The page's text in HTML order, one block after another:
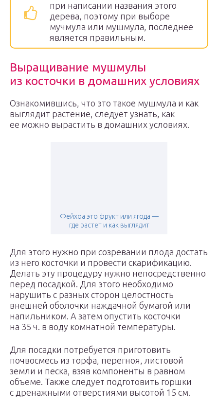
при написании названия этого
дерева, поэтому при выборе
мучмула или мушмула, последнее
является правильным.
Выращивание мушмулы
из косточки в домашних условиях
Ознакомившись, что это такое мушмула и как
выглядит растение, следует узнать, как
ее можно вырастить в домашних условиях.
Фейхоа это фрукт или ягода —
где растет и как выглядит
Для этого нужно при созревании плода достать
из него косточки и провести скарификацию.
Делать эту процедуру нужно непосредственно
перед посадкой. Для этого необходимо
нарушить с разных сторон целостность
внешней оболочки наждачной бумагой или
напильником. А затем опустить косточки
на 35 ч. в воду комнатной температуры.
Для посадки потребуется приготовить
почвосмесь из торфа, перегноя, листовой
земли и песка, взяв компоненты в равном
объеме. Также следует подготовить горшки
с дренажными отверстиями высотой 15 см.